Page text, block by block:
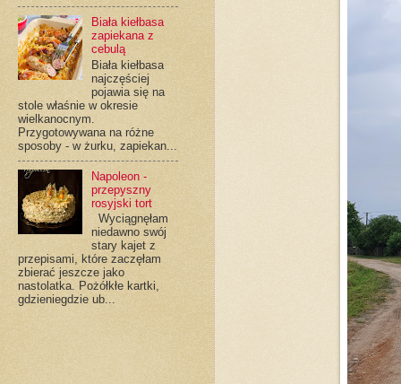
Biała kiełbasa
zapiekana z
cebulą
Biała kiełbasa
najczęściej
pojawia się na
stole właśnie w okresie
wielkanocnym.
Przygotowywana na różne
sposoby - w żurku, zapiekan...
Napoleon -
przepyszny
rosyjski tort
Wyciągnęłam
niedawno swój
stary kajet z
przepisami, które zaczęłam
zbierać jeszcze jako
nastolatka. Pożółkłe kartki,
gdzieniegdzie ub...